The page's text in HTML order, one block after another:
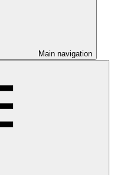
Main navigation